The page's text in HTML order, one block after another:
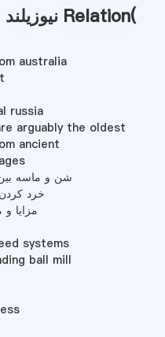
سنگ شکن فک jc 1020 نیوزیلند Relation(
australia
russia
arguably the oldest
ancient
شن و ماسه بین
خرد
مزایا
systems
ball mill